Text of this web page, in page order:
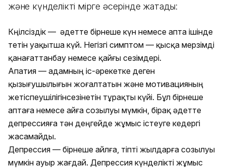
және күнделікті өмірге әсерінде жатады:
Көңілсіздік — әдетте бірнеше күн немесе апта ішінде
өтетін уақытша күй. Негізгі симптом — қысқа мерзімді
қанағаттанбау немесе қайғы сезімдері.
Апатия — адамның іс-әрекетке деген
қызығушылығын жоғалтатын және мотивацияның
жетіспеушілігінсезінетін тұрақты күйі. Бұл бірнеше
аптаға немесе айға созылуы мүмкін, бірақ әдетте
депрессияға тән деңгейде жұмыс істеуге кедергі
жасамайды.
Депрессия — бірнеше айлға, тіпті жылдарға созылуы
мүмкін ауыр жағдай. Депрессия күнделікті жұмыс